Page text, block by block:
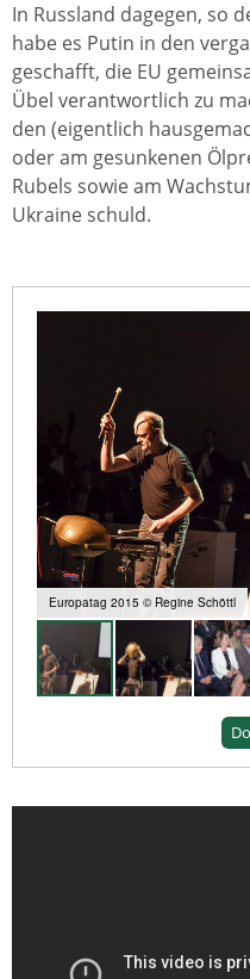
In Russland dagegen, so
habe es Putin in den
geschafft, die EU
Übel verantwortlich zu
den (eigentlich
oder am gesunkenen
Rubels sowie am
Ukraine schuld.
Europatag 2015 © Regine Schöttl